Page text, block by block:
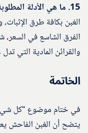
15. ما هي الأدلة المطلوبة لإثبات الغبن الفاحش أمام القاضي؟
الغبن بكافة طرق
الفرق الشاسع في السعر،
والقرائن المادية التي
الخاتمة
في ختام موضوع “كل شيء
يتضح أن الغبن الفاحش